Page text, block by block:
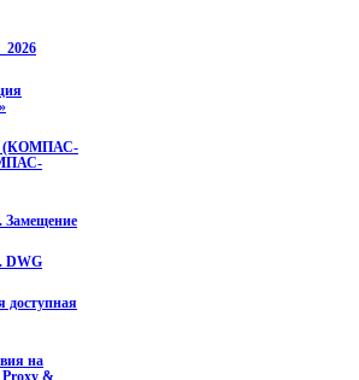
(КОМПАС-
DWG
доступная
на
Proxy &